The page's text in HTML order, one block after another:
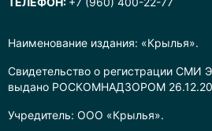
Наименование издания: «Крылья».
Свидетельство о регистрации
выдано РОСКОМНАДЗОРОМ
Учредитель: ООО «Крылья».